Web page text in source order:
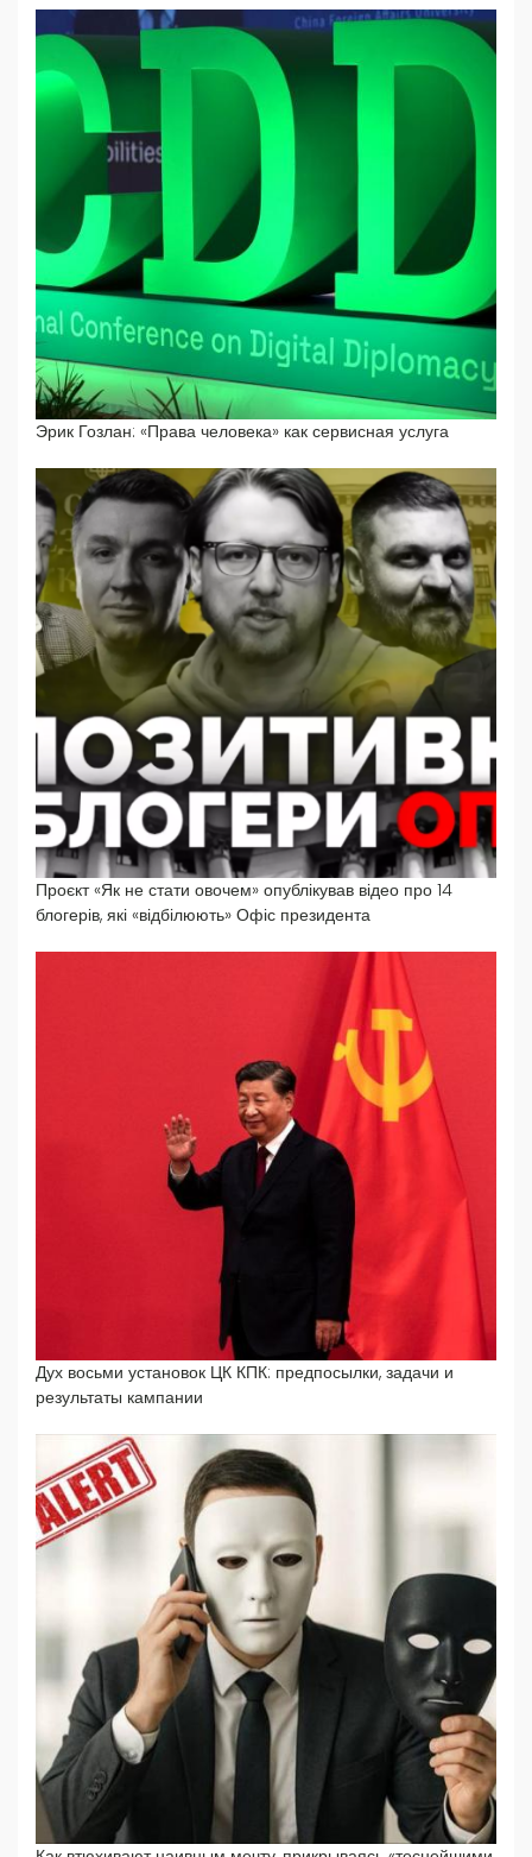
Эрик Гозлан: «Права человека» как сервисная услуга
Проєкт «Як не стати овочем» опублікував відео про 14
блогерів, які «відбілюють» Офіс президента
Дух восьми установок ЦК КПК: предпосылки, задачи и
результаты кампании